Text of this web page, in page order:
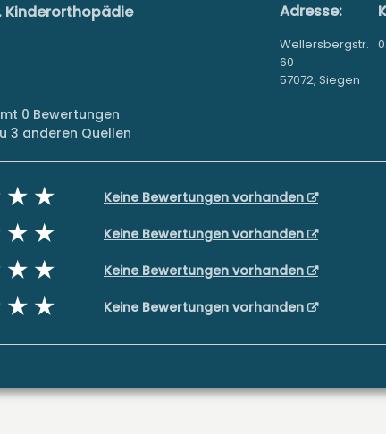
Kinderorthopädie
0 Bewertungen
3 anderen Quellen
Adresse:
Wellersbergstr.
60
57072, Siegen
Keine Bewertungen vorhanden
Keine Bewertungen vorhanden
Keine Bewertungen vorhanden
Keine Bewertungen vorhanden